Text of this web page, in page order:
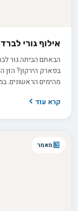
אילוף גורי
הבאתם הביתה גור
בפארק הירקון? הזן
מהימים הראשונים.
כלב מאוזן ומאושר.
קרא עוד
מאמר